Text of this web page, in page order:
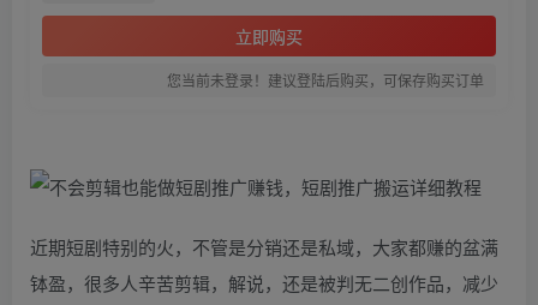
立即购买
您当前未登录！建议登陆后购买，可保存购买订单
近期短剧特别的火，不管是分销还是私域，大家都赚的盆满
钵盈，很多人辛苦剪辑，解说，还是被判无二创作品，减少